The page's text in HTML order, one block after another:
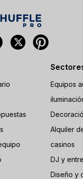
Equipos
Alquiler
casinos
DJ y
Diseño y